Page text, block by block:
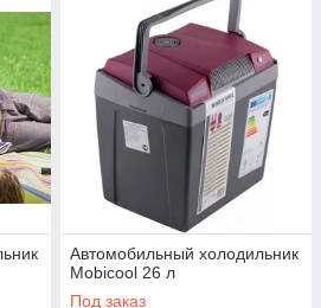
Автомобильный холодильник
Mobicool 26 л
Под заказ